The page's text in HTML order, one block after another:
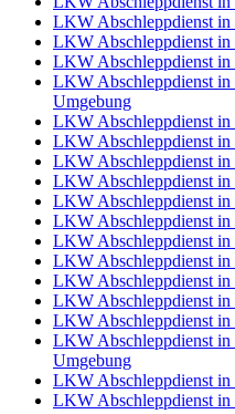
LKW Abschleppdienst in
LKW Abschleppdienst in
LKW Abschleppdienst
LKW Abschleppdienst in
Umgebung
LKW Abschleppdienst
LKW Abschleppdienst in
LKW Abschleppdienst in
LKW Abschleppdienst in
LKW Abschleppdienst
LKW Abschleppdienst
LKW Abschleppdienst in
LKW Abschleppdienst in
LKW Abschleppdienst in
LKW Abschleppdienst in
LKW Abschleppdienst
LKW Abschleppdienst in
Umgebung
LKW Abschleppdienst in
LKW Abschleppdienst in